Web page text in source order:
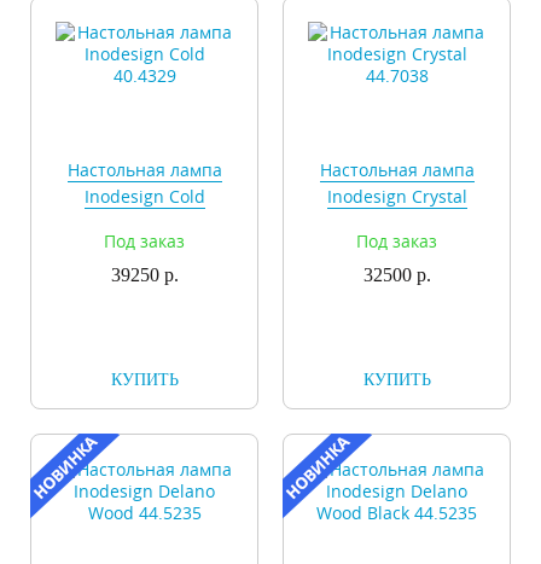
Настольная лампа
Inodesign Cold
Под заказ
39250 р.
КУПИТЬ
Настольная лампа
Inodesign Crystal
Под заказ
32500 р.
КУПИТЬ